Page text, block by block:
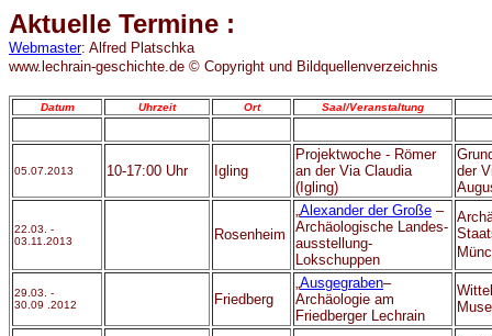
Aktuelle Termine :
Webmaster: Alfred Platschka
www.lechrain-geschichte.de © Copyright und Bildquellenverzeichnis
Datum Uhrzeit Ort Saal/Veranstaltung
05.07.2013 10-17:00 Uhr Igling
Projektwoche - Römer
an der Via Claudia
(Igling)
der
22 .03. -
03.11.2013
Rosenheim
„Alexander der Große –
Archäologische Landes-
ausstellung-
Lokschuppen
29.03. -
30.09 .2012
Friedberg
„Ausgegraben–
Archäologie am
Friedberger Lechrain